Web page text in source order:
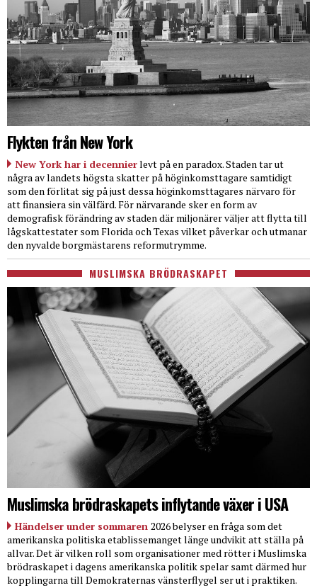
Flykten från New York
New York har i decennierlevt på en paradox. Staden tar ut
några av landets högsta skatter på höginkomsttagare samtidigt
som den förlitat sig på just dessa höginkomsttagares närvaro för
att finansiera sin välfärd. För närvarande sker en form av
demografisk förändring av staden där miljonärer väljer att flytta till
lågskattestater som Florida och Texas vilket påverkar och utmanar
den nyvalde borgmästarens reformutrymme.
MUSLIMSKA BRÖDRASKAPET
Muslimska brödraskapets inflytande växer i USA
Händelser under sommaren 2026 belyser en fråga som det
amerikanska politiska etablissemanget länge undvikit att ställa på
allvar. Det är vilken roll som organisationer med rötter i Muslimska
brödraskapet i dagens amerikanska politik spelar samt därmed hur
kopplingarna till Demokraternas vänsterflygel ser ut i praktiken.